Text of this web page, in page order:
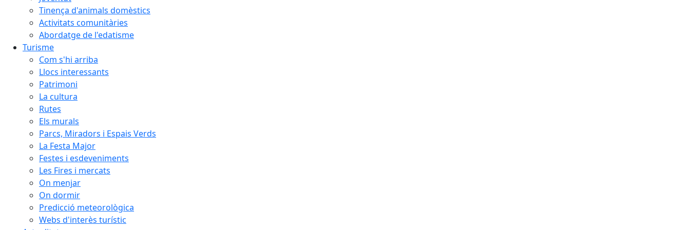
Tinença d'animals domèstics
Activitats comunitàries
Abordatge de l'edatisme
Turisme
Com s'hi arriba
Llocs interessants
Patrimoni
La cultura
Rutes
Els murals
Parcs, Miradors i Espais Verds
La Festa Major
Festes i esdeveniments
Les Fires i mercats
On menjar
On dormir
Predicció meteorològica
Webs d'interès turístic